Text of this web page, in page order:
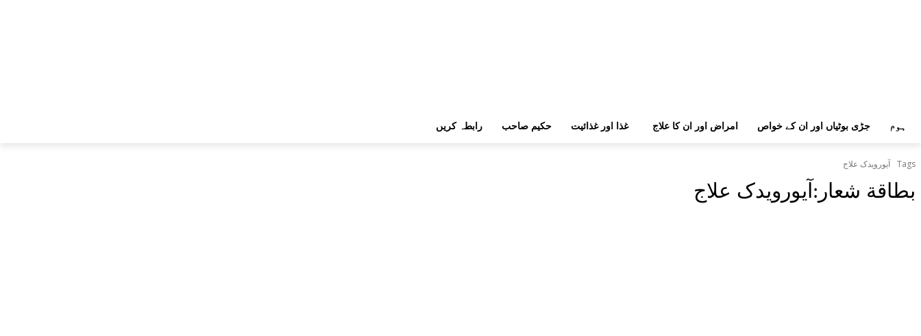
رابطہ کریں حکیم صاحب غذا اور غذائیت امراض اور ان کا علاج جڑی بوٹیاں اور ان کے خواص ہوم
Tags آیورویدک علاج
بطاقة شعار: آیورویدک علاج